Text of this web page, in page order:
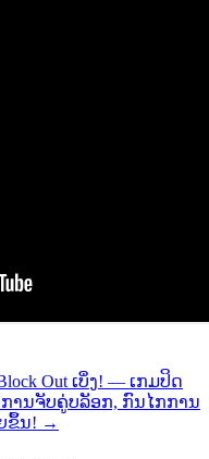
Out ເບິ່ງ! — ເກມປິດ
ນຈັບຄູ່ບລັອກ, ກົນໄກການ
ຂຶ້ນ! →